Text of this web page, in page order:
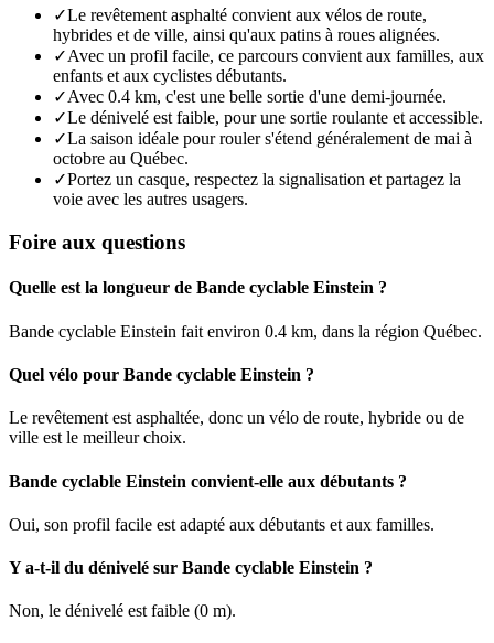
✓Le revêtement asphalté convient aux vélos de route,
hybrides et de ville, ainsi qu'aux patins à roues alignées.
✓Avec un profil facile, ce parcours convient aux familles, aux
enfants et aux cyclistes débutants.
✓Avec 0.4 km, c'est une belle sortie d'une demi-journée.
✓Le dénivelé est faible, pour une sortie roulante et accessible.
✓La saison idéale pour rouler s'étend généralement de mai à
octobre au Québec.
✓Portez un casque, respectez la signalisation et partagez la
voie avec les autres usagers.
Foire aux questions
Quelle est la longueur de Bande cyclable Einstein ?
Bande cyclable Einstein fait environ 0.4 km, dans la région Québec.
Quel vélo pour Bande cyclable Einstein ?
Le revêtement est asphaltée, donc un vélo de route, hybride ou de
ville est le meilleur choix.
Bande cyclable Einstein convient-elle aux débutants ?
Oui, son profil facile est adapté aux débutants et aux familles.
Y a-t-il du dénivelé sur Bande cyclable Einstein ?
Non, le dénivelé est faible (0 m).